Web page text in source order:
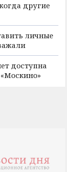
другие
личные
доступна